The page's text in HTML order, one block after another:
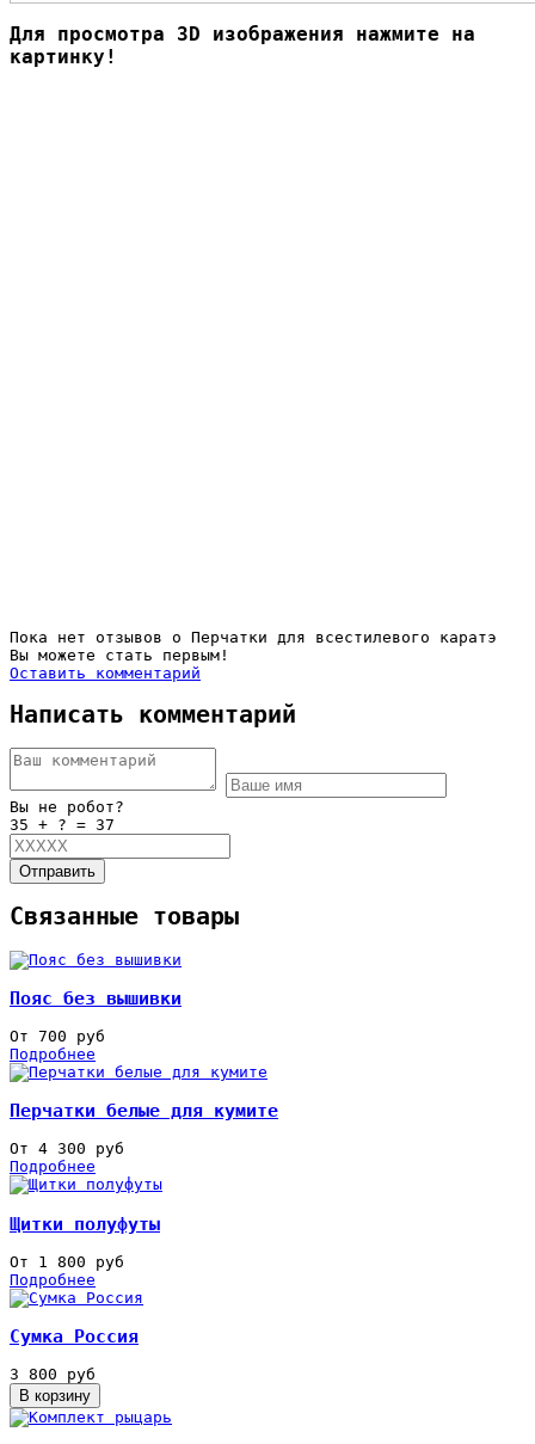
Для просмотра 3D изображения нажмите на
картинку!
Пока нет отзывов о Перчатки для всестилевого каратэ
Вы можете стать первым!
Оставить комментарий
Написать комментарий
Вы не робот?
35 + ? = 37
Отправить
Связанные товары
Пояс без вышивки
От 700 руб
Подробнее
Перчатки белые для кумите
От 4 300 руб
Подробнее
Щитки полуфуты
От 1 800 руб
Подробнее
Сумка Россия
3 800 руб